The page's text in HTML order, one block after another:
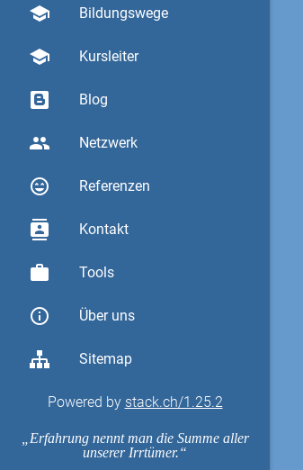
school Bildungswege
school Kursleiter
Blog
group Netzwerk
sentiment_very_satisfied Referenzen
contacts Kontakt
work Tools
info_outline Über uns
Sitemap
Powered by stack.ch/1.25.2
Erfahrung nennt man die Summe aller
unserer Irrtümer.